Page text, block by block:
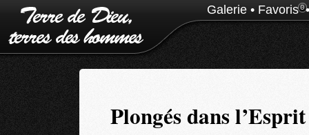
Galerie • Favoris0
Plongés dans